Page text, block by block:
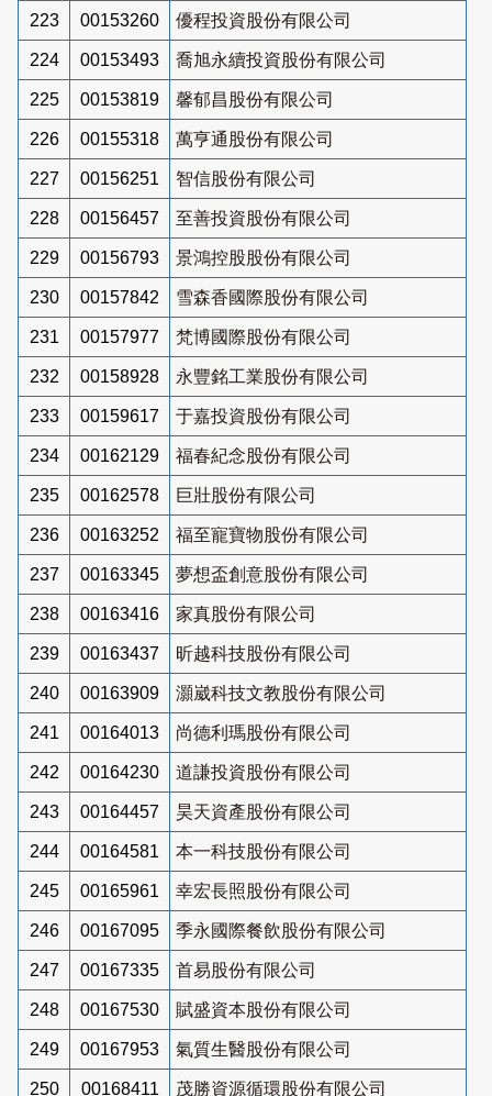
223 00153260 優程投資股份有限公司
224 00153493 喬旭永續投資股份有限公司
225 00153819 馨郁昌股份有限公司
226 00155318 萬亨通股份有限公司
227 00156251 智信股份有限公司
228 00156457 至善投資股份有限公司
229 00156793 景鴻控股股份有限公司
230 00157842 雪森香國際股份有限公司
231 00157977 梵博國際股份有限公司
232 00158928 永豐銘工業股份有限公司
233 00159617 于嘉投資股份有限公司
234 00162129 福春紀念股份有限公司
235 00162578 巨壯股份有限公司
236 00163252 福至寵寶物股份有限公司
237 00163345 夢想盃創意股份有限公司
238 00163416 家真股份有限公司
239 00163437 昕越科技股份有限公司
240 00163909 灝崴科技文教股份有限公司
241 00164013 尚德利瑪股份有限公司
242 00164230 道謙投資股份有限公司
243 00164457 昊天資產股份有限公司
244 00164581 本一科技股份有限公司
245 00165961 幸宏長照股份有限公司
246 00167095 季永國際餐飲股份有限公司
247 00167335 首易股份有限公司
248 00167530 賦盛資本股份有限公司
249 00167953 氣質生醫股份有限公司
250 00168411
茂勝資源循環股份有限公司